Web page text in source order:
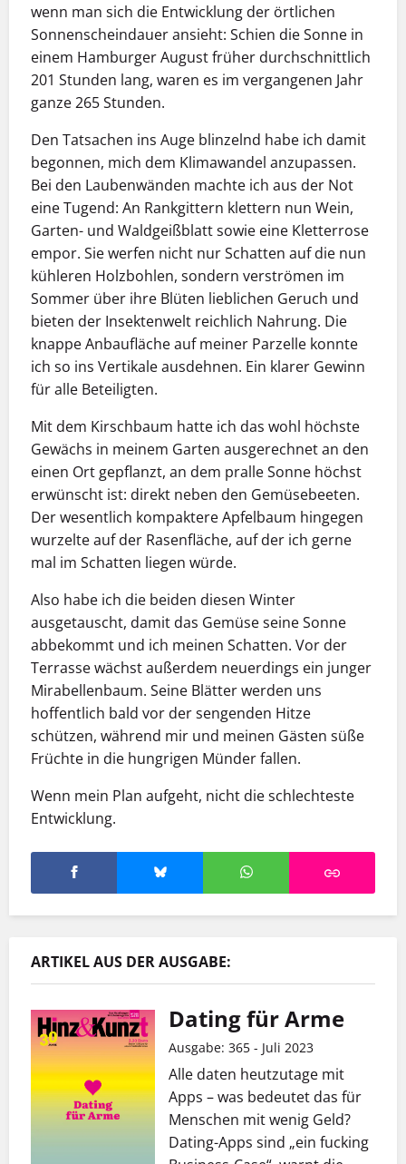
wenn man sich die Entwicklung der örtlichen
Sonnenscheindauer ansieht: Schien die Sonne in
einem Hamburger August früher durchschnittlich
201 Stunden lang, waren es im vergangenen Jahr
ganze 265 Stunden.
Den Tatsachen ins Auge blinzelnd habe ich damit
begonnen, mich dem Klimawandel anzupassen.
Bei den Laubenwänden machte ich aus der Not
eine Tugend: An Rankgittern klettern nun Wein,
Garten- und Waldgeißblatt sowie eine Kletterrose
empor. Sie werfen nicht nur Schatten auf die nun
kühleren Holzbohlen, sondern verströmen im
Sommer über ihre Blüten lieblichen Geruch und
bieten der Insektenwelt reichlich Nahrung. Die
knappe Anbaufläche auf meiner Parzelle konnte
ich so ins Vertikale ausdehnen. Ein klarer Gewinn
für alle Beteiligten.
Mit dem Kirschbaum hatte ich das wohl höchste
Gewächs in meinem Garten ausgerechnet an den
einen Ort gepflanzt, an dem pralle Sonne höchst
erwünscht ist: direkt neben den Gemüsebeeten.
Der wesentlich kompaktere Apfelbaum hingegen
wurzelte auf der Rasenfläche, auf der ich gerne
mal im Schatten liegen würde.
Also habe ich die beiden diesen Winter
ausgetauscht, damit das Gemüse seine Sonne
abbekommt und ich meinen Schatten. Vor der
Terrasse wächst außerdem neuerdings ein junger
Mirabellenbaum. Seine Blätter werden uns
hoffentlich bald vor der sengenden Hitze
schützen, während mir und meinen Gästen süße
Früchte in die hungrigen Münder fallen.
Wenn mein Plan aufgeht, nicht die schlechteste
Entwicklung.
ARTIKEL AUS DER AUSGABE:
Dating für Arme
Ausgabe: 365 - Juli 2023
Alle daten heutzutage mit
Apps – was bedeutet das für
Menschen mit wenig Geld?
Dating-Apps sind „ein fucking